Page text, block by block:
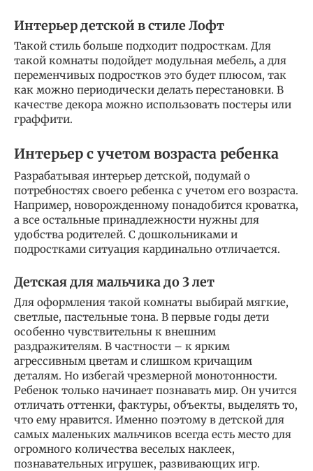
Интерьер детской в стиле Лофт
Такой стиль больше подходит подросткам. Для
такой комнаты подойдет модульная мебель, а для
переменчивых подростков это будет плюсом, так
как можно периодически делать перестановки. В
качестве декора можно использовать постеры или
граффити.
Интерьер с учетом возраста ребенка
Разрабатывая интерьер детской, подумай о
потребностях своего ребенка с учетом его возраста.
Например, новорожденному понадобится кроватка,
а все остальные принадлежности нужны для
удобства родителей. С дошкольниками и
подростками ситуация кардинально отличается.
Детская для мальчика до 3 лет
Для оформления такой комнаты выбирай мягкие,
светлые, пастельные тона. В первые годы дети
особенно чувствительны к внешним
раздражителям. В частности – к ярким
агрессивным цветам и слишком кричащим
деталям. Но избегай чрезмерной монотонности.
Ребенок только начинает познавать мир. Он учится
отличать оттенки, фактуры, объекты, выделять то,
что ему нравится. Именно поэтому в детской для
самых маленьких мальчиков всегда есть место для
огромного количества веселых наклеек,
познавательных игрушек, развивающих игр.